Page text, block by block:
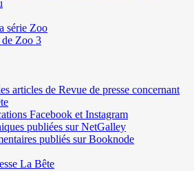
série Zoo
de Zoo 3
articles de Revue de presse concernant
Facebook et Instagram
publiées sur NetGalley
publiés sur Booknode
La Bête